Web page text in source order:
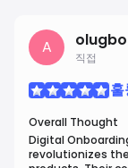
A
직접
Overall Thought
Digital
revolutionizes